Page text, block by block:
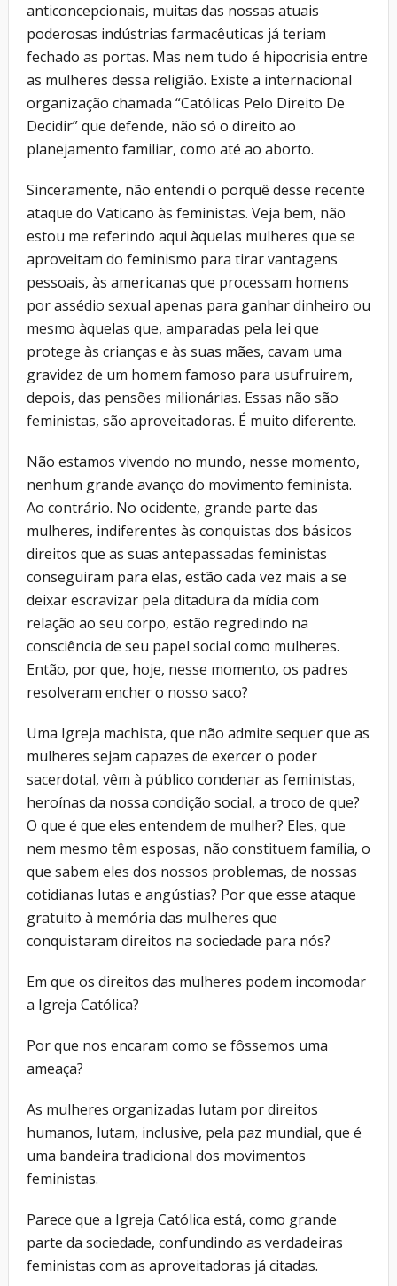
anticoncepcionais, muitas das nossas atuais
poderosas indústrias farmacêuticas já teriam
fechado as portas. Mas nem tudo é hipocrisia entre
as mulheres dessa religião. Existe a internacional
organização chamada “Católicas Pelo Direito De
Decidir” que defende, não só o direito ao
planejamento familiar, como até ao aborto.
Sinceramente, não entendi o porquê desse recente
ataque do Vaticano às feministas. Veja bem, não
estou me referindo aqui àquelas mulheres que se
aproveitam do feminismo para tirar vantagens
pessoais, às americanas que processam homens
por assédio sexual apenas para ganhar dinheiro ou
mesmo àquelas que, amparadas pela lei que
protege às crianças e às suas mães, cavam uma
gravidez de um homem famoso para usufruirem,
depois, das pensões milionárias. Essas não são
feministas, são aproveitadoras. É muito diferente.
Não estamos vivendo no mundo, nesse momento,
nenhum grande avanço do movimento feminista.
Ao contrário. No ocidente, grande parte das
mulheres, indiferentes às conquistas dos básicos
direitos que as suas antepassadas feministas
conseguiram para elas, estão cada vez mais a se
deixar escravizar pela ditadura da mídia com
relação ao seu corpo, estão regredindo na
consciência de seu papel social como mulheres.
Então, por que, hoje, nesse momento, os padres
resolveram encher o nosso saco?
Uma Igreja machista, que não admite sequer que as
mulheres sejam capazes de exercer o poder
sacerdotal, vêm à público condenar as feministas,
heroínas da nossa condição social, a troco de que?
O que é que eles entendem de mulher? Eles, que
nem mesmo têm esposas, não constituem família, o
que sabem eles dos nossos problemas, de nossas
cotidianas lutas e angústias? Por que esse ataque
gratuito à memória das mulheres que
conquistaram direitos na sociedade para nós?
Em que os direitos das mulheres podem incomodar
a Igreja Católica?
Por que nos encaram como se fôssemos uma
ameaça?
As mulheres organizadas lutam por direitos
humanos, lutam, inclusive, pela paz mundial, que é
uma bandeira tradicional dos movimentos
feministas.
Parece que a Igreja Católica está, como grande
parte da sociedade, confundindo as verdadeiras
feministas com as aproveitadoras já citadas.